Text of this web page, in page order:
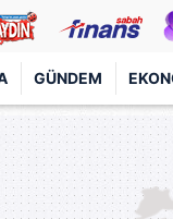
GÜNDEM